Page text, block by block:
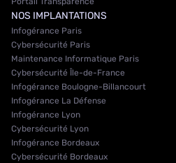
NOS IMPLANTATIONS
Infogérance Paris
Cybersécurité Paris
Maintenance Informatique Paris
Cybersécurité Île-de-France
Infogérance Boulogne-Billancourt
Infogérance La Défense
Infogérance Lyon
Cybersécurité Lyon
Infogérance Bordeaux
Cybersécurité Bordeaux